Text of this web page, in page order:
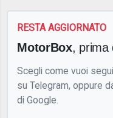
RESTA AGGIORNATO
MotorBox, prima
Scegli come vuoi
su Telegram, oppure
di Google.